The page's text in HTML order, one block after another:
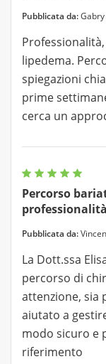
Pubblicata da:
lipedema.
spiegazioni
prime
cerca un
Percorso
professionalità
Pubblicata da:
La Dott.ssa
percorso di
attenzione, sia
aiutato a
modo sicuro e
riferimento